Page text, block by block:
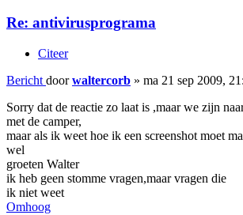
Re: antivirusprograma
Citeer
Bericht doorwaltercorb » ma 21 sep 2009,
Sorry dat de reactie zo laat is ,maar we zijn
met de camper,
maar als ik weet hoe ik een screenshot moet
wel
groeten Walter
ik heb geen stomme vragen,maar vragen die
ik niet weet
Omhoog